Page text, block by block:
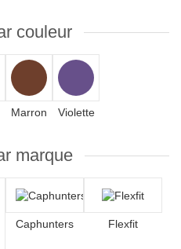
couleur
Marron Violette
marque
Caphunters Flexfit